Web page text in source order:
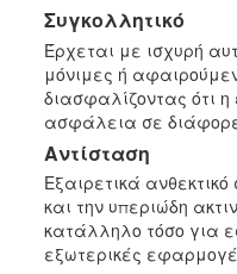
Συγκολλητικό
Έρχεται με ισχυρή
μόνιμες ή
διασφαλίζοντας ότι
ασφάλεια σε
Αντίσταση
Εξαιρετικά ανθεκτικό
και την υπεριώδη
κατάλληλο τόσο για
εξωτερικές